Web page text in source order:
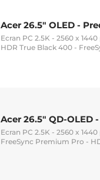
Acer 26.5" OLED -
Ecran PC 2.5K - 2560 x
HDR True Black 400 -
Acer 26.5" QD-OLED
Ecran PC 2.5K - 2560 x
FreeSync Premium Pro -